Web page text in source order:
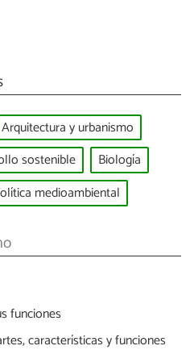
Arquitectura y urbanismo
sostenible
Biología
medioambiental
funciones
características y funciones